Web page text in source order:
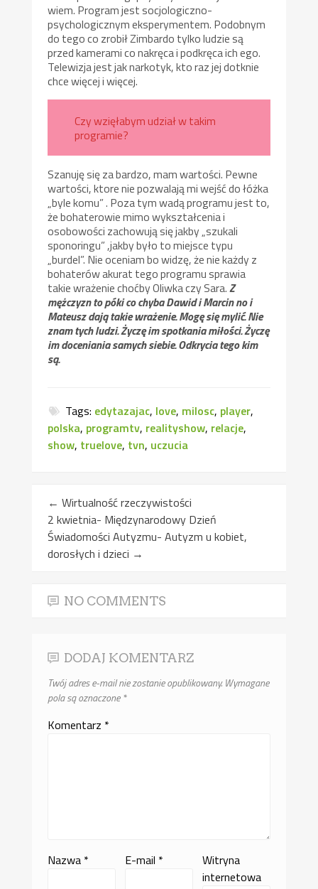
wiem. Program jest socjologiczno-
psychologicznym eksperymentem. Podobnym
do tego co zrobił Zimbardo tylko ludzie są
przed kamerami co nakręca i podkręca ich ego.
Telewizja jest jak narkotyk, kto raz jej dotknie
chce więcej i więcej.
Czy wzięłabym udział w takim
programie?
Szanuję się za bardzo, mam wartości. Pewne
wartości, ktore nie pozwalają mi wejść do łóżka
„byle komu” . Poza tym wadą programu jest to,
że bohaterowie mimo wykształcenia i
osobowości zachowują się jakby „szukali
sponoringu” ,jakby było to miejsce typu
„burdel”. Nie oceniam bo widzę, że nie każdy z
bohaterów akurat tego programu sprawia
takie wrażenie choćby Oliwka czy Sara.Z
mężczyzn to póki co chyba Dawid i Marcin no i
Mateusz dają takie wrażenie. Mogę się mylić. Nie
znam tych ludzi. Życzę im spotkania miłości. Życzę
im doceniania samych siebie. Odkrycia tego kim
są.
Tags: edytazajac, love, milosc, player,
polska, programtv, realityshow, relacje,
show, truelove, tvn, uczucia
← Wirtualność rzeczywistości
2 kwietnia- Międzynarodowy Dzień
Świadomości Autyzmu- Autyzm u kobiet,
dorosłych i dzieci →
NO COMMENTS
DODAJ KOMENTARZ
Twój adres e-mail nie zostanie opublikowany. Wymagane
pola są oznaczone*
Komentarz *
Nazwa * E-mail *
Witryna
internetowa